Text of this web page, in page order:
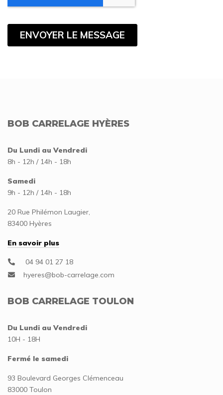
BOB CARRELAGE HYÈRES
Du Lundi au Vendredi
8h - 12h / 14h - 18h
Samedi
9h - 12h / 14h - 18h
20 Rue Philémon Laugier,
83400 Hyères
En savoir plus
04 94 01 27 18
BOB CARRELAGE TOULON
Du Lundi au Vendredi
10H - 18H
Fermé le samedi
93 Boulevard Georges Clémenceau
83000 Toulon